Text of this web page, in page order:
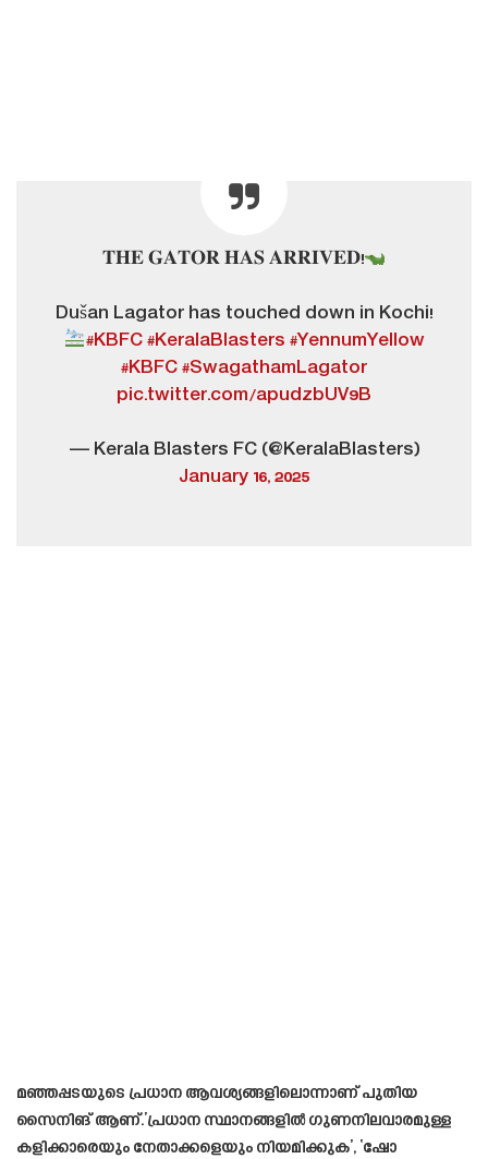
𝐓𝐇𝐄 𝐆𝐀𝐓𝐎𝐑 𝐇𝐀𝐒 𝐀𝐑𝐑𝐈𝐕𝐄𝐃!
Dušan Lagator has touched down in Kochi!
#KBFC #KeralaBlasters #YennumYellow
#KBFC #SwagathamLagator
pic.twitter.com/apudzbUV9B
— Kerala Blasters FC (@KeralaBlasters)
January 16, 2025
മഞ്ഞപ്പടയുടെ പ്രധാന ആവശ്യങ്ങളിലൊന്നാണ് പുതിയ
സൈനിങ്‌ ആണ്.’പ്രധാന സ്ഥാനങ്ങളിൽ ഗുണനിലവാരമുള്ള
കളിക്കാരെയും നേതാക്കളെയും നിയമിക്കുക’, ‘ഷോ